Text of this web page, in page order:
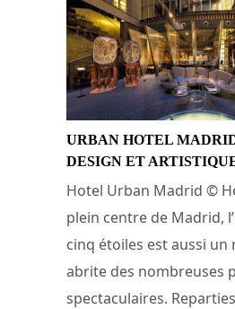
URBAN HOTEL
DESIGN ET
Hotel Urban Madrid ©
plein centre de Madrid,
cinq étoiles est aussi un
abrite des nombreuses
spectaculaires.